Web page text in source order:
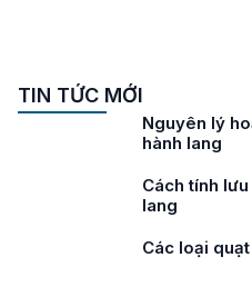
TIN TỨC MỚI
Nguyên lý
hành lang
Cách tính
lang
Các loại